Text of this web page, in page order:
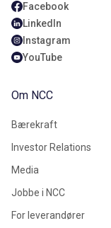
Facebook
LinkedIn
Instagram
YouTube
Om NCC
Bærekraft
Investor Relations
Media
Jobbe i NCC
For leverandører